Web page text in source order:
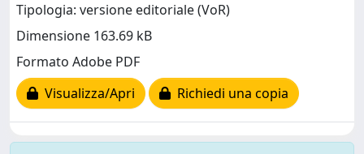
Tipologia: versione editoriale (VoR)
Dimensione 163.69 kB
Formato Adobe PDF
Visualizza/Apri
Richiedi una copia